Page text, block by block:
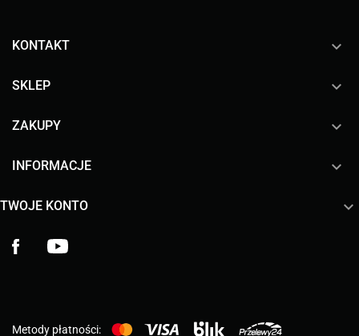
KONTAKT keyboard_arrow_down
SKLEP 
ZAKUPY 
INFORMACJE 
TWOJE KONTO 
Facebook
Metody płatności: